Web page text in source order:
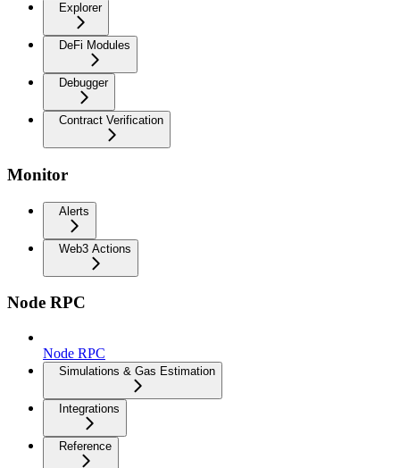
Explorer
DeFi Modules
Debugger
Contract Verification
Monitor
Alerts
Web3 Actions
Node RPC
Node RPC
Simulations & Gas Estimation
Integrations
Reference